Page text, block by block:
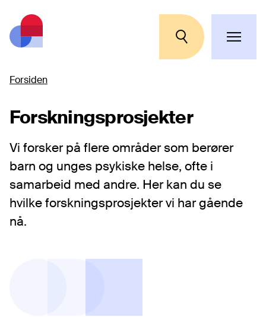
Hopp til hovedinnhold
Forsiden
Forskningsprosjekter
Vi forsker på flere områder som berører
barn og unges psykiske helse, ofte i
samarbeid med andre. Her kan du se
hvilke forskningsprosjekter vi har gående
nå.